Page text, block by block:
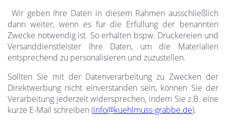
Wir geben Ihre Daten in diesem Rahmen ausschließlich
dann weiter, wenn es für die Erfüllung der benannten
Zwecke notwendig ist. So erhalten bspw. Druckereien und
Versanddienstleister Ihre Daten, um die Materialien
entsprechend zu personalisieren und zuzustellen.
Sollten Sie mit der Datenverarbeitung zu Zwecken der
Direktwerbung nicht einverstanden sein, können Sie der
Verarbeitung jederzeit widersprechen, indem Sie z.B. eine
kurze E-Mail schreiben (info@kuehlmuss-grabbe.de).